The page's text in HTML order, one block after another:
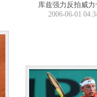
库兹强力反拍威力
2006-06-01